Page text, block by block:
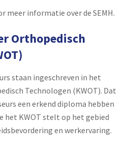
meer informatie over de SEMH.
Orthopedisch
staan ingeschreven in het
Technologen (KWOT). Dat
een erkend diploma hebben
het KWOT stelt op het gebied
en werkervaring.